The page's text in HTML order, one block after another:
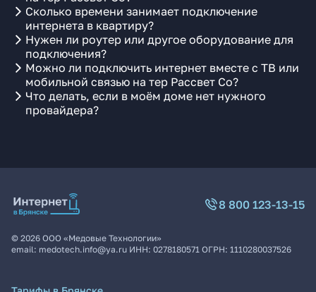
Сколько времени занимает подключение
интернета в квартиру?
Нужен ли роутер или другое оборудование для
подключения?
Можно ли подключить интернет вместе с ТВ или
мобильной связью на тер Рассвет Со?
Что делать, если в моём доме нет нужного
провайдера?
8 800 123-13-15
© 2026 ООО «Медовые Технологии»
email: medotech.info@ya.ru ИНН: 0278180571 ОГРН: 1110280037526